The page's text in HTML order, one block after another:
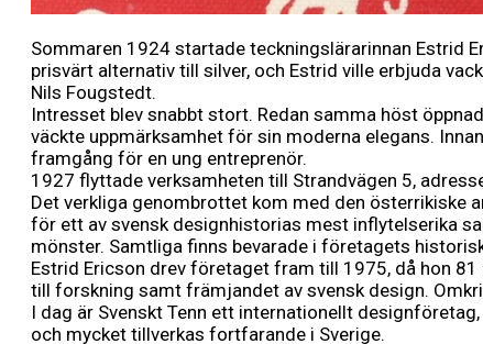
Sommaren 1924 startade teckningslärarinnan Estrid
prisvärt alternativ till silver, och Estrid ville erbjuda
Nils Fougstedt.
Intresset blev snabbt stort. Redan samma höst
väckte uppmärksamhet för sin moderna elegans.
framgång för en ung entreprenör.
1927 flyttade verksamheten till Strandvägen 5,
Det verkliga genombrottet kom med den österrikiske
för ett av svensk designhistorias mest inflytelserika
mönster. Samtliga finns bevarade i företagets
Estrid Ericson drev företaget fram till 1975, då hon
till forskning samt främjandet av svensk design.
I dag är Svenskt Tenn ett internationellt
och mycket tillverkas fortfarande i Sverige.